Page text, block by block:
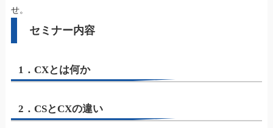
せ。
セミナー内容
1．CXとは何か
2．CSとCXの違い